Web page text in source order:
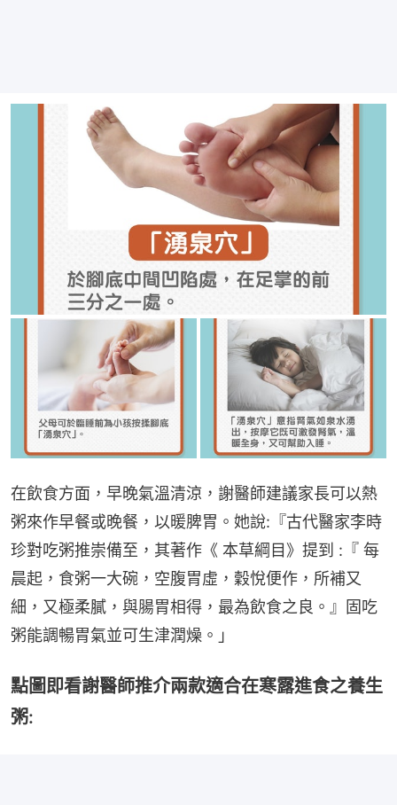
在飲食方面，早晚氣溫清涼，謝醫師建議家長可以熱
粥來作早餐或晚餐，以暖脾胃。她說:『古代醫家李時
珍對吃粥推崇備至，其著作《 本草綱目》提到 :『 每
晨起，食粥一大碗，空腹胃虛，穀悅便作，所補又
細，又極柔膩，與腸胃相得，最為飲食之良。』固吃
粥能調暢胃氣並可生津潤燥。」
點圖即看謝醫師推介兩款適合在寒露進食之養生
粥: